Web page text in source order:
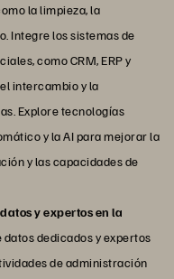
la limpieza, la
Integre los sistemas de
como CRM, ERP y
intercambio y la
Explore tecnologías
y la AI para mejorar la
y las capacidades de
y expertos en la
dedicados y expertos
de administración